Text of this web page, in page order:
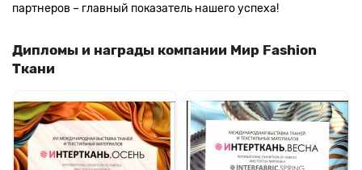
партнеров – главный показатель нашего успеха!
Дипломы и награды компании Мир Fashion
Ткани